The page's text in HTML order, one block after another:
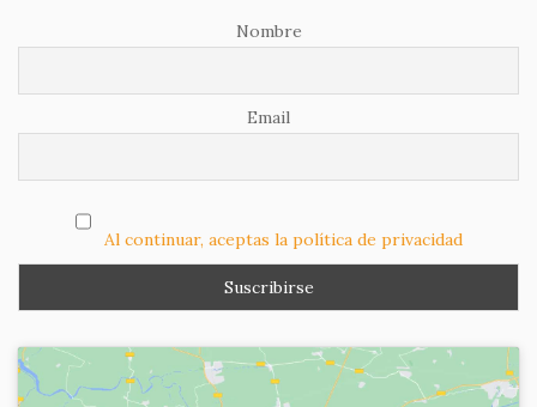
Nombre
Email
Al continuar, aceptas la política de privacidad